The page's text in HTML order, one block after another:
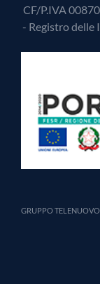
CF/P.IVA
- Registro delle
GRUPPO